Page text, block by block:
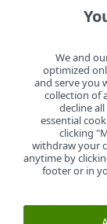
We and
optimized
and serve you
collection of
decline
essential
clicking
withdraw your
anytime by
footer or in